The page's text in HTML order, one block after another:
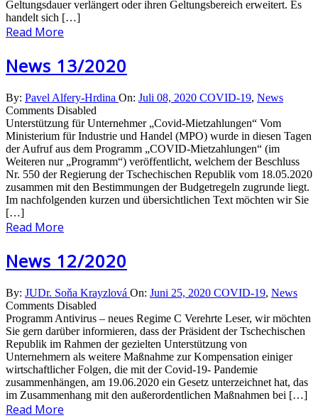
Geltungsdauer verlängert oder ihren Geltungsbereich erweitert. Es
handelt sich […]
Read More
News 13/2020
By: Pavel Alfery-Hrdina On: Juli 08, 2020 COVID-19, News
Comments Disabled
Unterstützung für Unternehmer „Covid-Mietzahlungen“ Vom
Ministerium für Industrie und Handel (MPO) wurde in diesen Tagen
der Aufruf aus dem Programm „COVID-Mietzahlungen“ (im
Weiteren nur „Programm“) veröffentlicht, welchem der Beschluss
Nr. 550 der Regierung der Tschechischen Republik vom 18.05.2020
zusammen mit den Bestimmungen der Budgetregeln zugrunde liegt.
Im nachfolgenden kurzen und übersichtlichen Text möchten wir Sie
[…]
Read More
News 12/2020
By: JUDr. Soňa Krayzlová On: Juni 25, 2020 COVID-19, News
Comments Disabled
Programm Antivirus – neues Regime C Verehrte Leser, wir möchten
Sie gern darüber informieren, dass der Präsident der Tschechischen
Republik im Rahmen der gezielten Unterstützung von
Unternehmern als weitere Maßnahme zur Kompensation einiger
wirtschaftlicher Folgen, die mit der Covid-19- Pandemie
zusammenhängen, am 19.06.2020 ein Gesetz unterzeichnet hat, das
im Zusammenhang mit den außerordentlichen Maßnahmen bei […]
Read More